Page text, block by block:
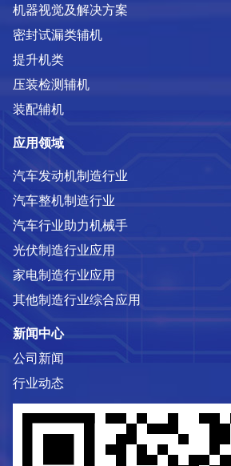
机器视觉及解决方案
密封试漏类辅机
提升机类
压装检测辅机
装配辅机
应用领域
汽车发动机制造行业
汽车整机制造行业
汽车行业助力机械手
光伏制造行业应用
家电制造行业应用
其他制造行业综合应用
新闻中心
公司新闻
行业动态